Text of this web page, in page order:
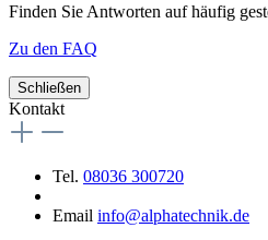
Finden Sie Antworten auf häufig
Zu den FAQ
Schließen
Kontakt
Tel. 08036 300720
Email info@alphatechnik.de